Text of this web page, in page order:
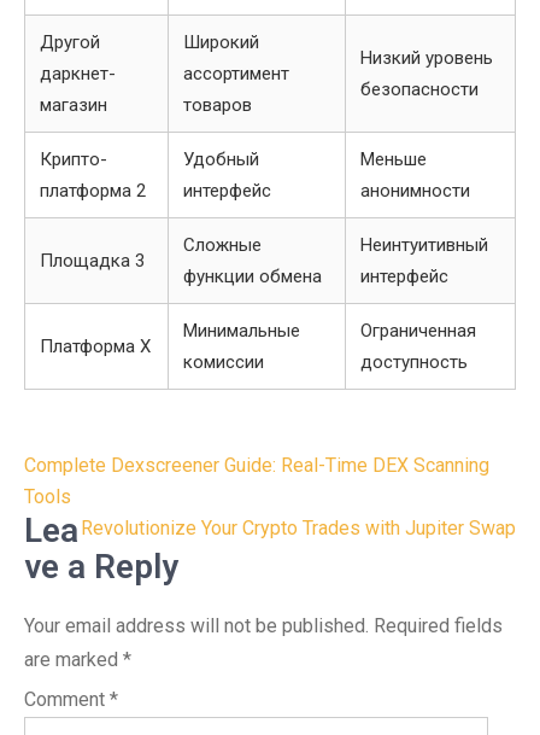
Другой
даркнет-
магазин
Широкий
ассортимент
товаров
Низкий уровень
безопасности
Крипто-
платформа 2
Удобный
интерфейс
Меньше
анонимности
Площадка 3
Сложные
функции обмена
Неинтуитивный
интерфейс
Платформа X
Минимальные
комиссии
Ограниченная
доступность
Post
navigation
Complete Dexscreener Guide: Real-Time DEX Scanning
Tools
Revolutionize Your Crypto Trades with Jupiter Swap
Lea
ve a Reply
Your email address will not be published. Required fields
are marked *
Comment *